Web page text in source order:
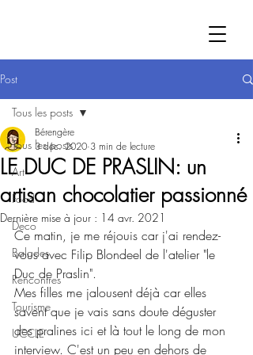
Post
Tous les posts
Art
Food
Deco
Balades
Rencontres
Tourisme
UCCLE
Tous les posts
LE DUC DE PRASLIN: un
artisan chocolatier passionné
Bérengère
3 déc. 2020 3 min de lecture
Dernière mise à jour : 14 avr. 2021
Ce matin, je me réjouis car j'ai rendez-
vous avec Filip Blondeel de l'atelier "le
Duc de Praslin".
Mes filles me jalousent déjà car elles
savent que je vais sans doute déguster
des pralines ici et là tout le long de mon
interview. C'est un peu en dehors de